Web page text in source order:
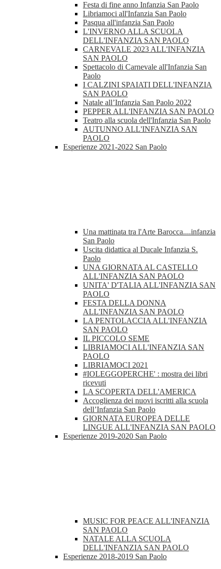
Festa di fine anno Infanzia San Paolo
Libriamoci all'Infanzia San Paolo
Pasqua all'infanzia San Paolo
L'INVERNO ALLA SCUOLA
DELL'INFANZIA SAN PAOLO
CARNEVALE 2023 ALL'INFANZIA
SAN PAOLO
Spettacolo di Carnevale all'Infanzia San
Paolo
I CALZINI SPAIATI DELL'INFANZIA
SAN PAOLO
Natale all’Infanzia San Paolo 2022
PEPPER ALL'INFANZIA SAN PAOLO
Teatro alla scuola dell'Infanzia San Paolo
AUTUNNO ALL'INFANZIA SAN
PAOLO
Esperienze 2021-2022 San Paolo
Una mattinata tra l'Arte Barocca....infanzia
San Paolo
Uscita didattica al Ducale Infanzia S.
Paolo
UNA GIORNATA AL CASTELLO
ALL'INFANZIA SAN PAOLO
UNITA' D'TALIA ALL'INFANZIA SAN
PAOLO
FESTA DELLA DONNA
ALL'INFANZIA SAN PAOLO
LA PENTOLACCIA ALL'INFANZIA
SAN PAOLO
IL PICCOLO SEME
LIBRIAMOCI ALL'INFANZIA SAN
PAOLO
LIBRIAMOCI 2021
#IOLEGGOPERCHE' : mostra dei libri
ricevuti
LA SCOPERTA DELL'AMERICA
Accoglienza dei nuovi iscritti alla scuola
dell’Infanzia San Paolo
GIORNATA EUROPEA DELLE
LINGUE ALL'INFANZIA SAN PAOLO
Esperienze 2019-2020 San Paolo
MUSIC FOR PEACE ALL'INFANZIA
SAN PAOLO
NATALE ALLA SCUOLA
DELL'INFANZIA SAN PAOLO
Esperienze 2018-2019 San Paolo